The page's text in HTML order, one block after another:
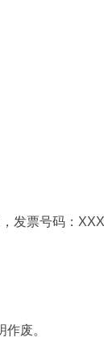
发票号码：
废。